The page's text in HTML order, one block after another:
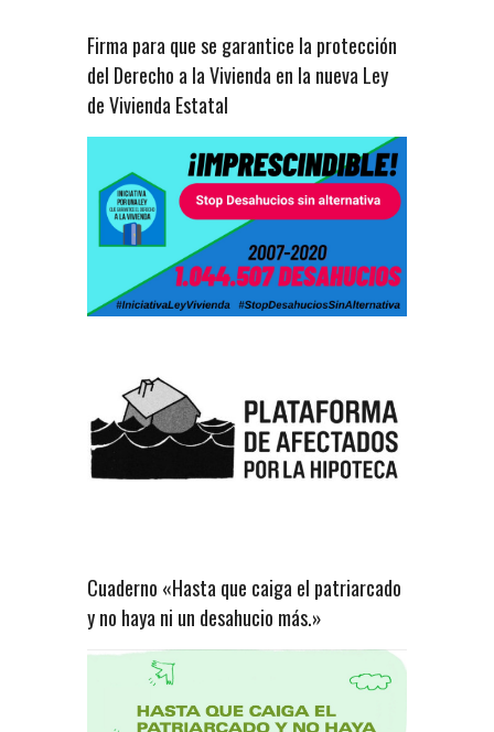
Firma para que se garantice la protección
del Derecho a la Vivienda en la nueva Ley
de Vivienda Estatal
Cuaderno «Hasta que caiga el patriarcado
y no haya ni un desahucio más.»